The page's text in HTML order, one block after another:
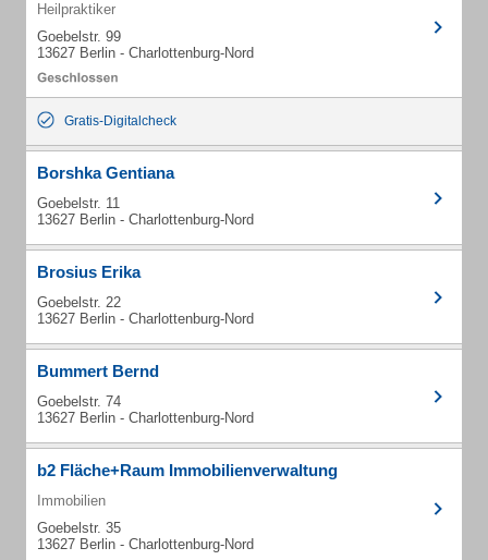
Heilpraktiker
Goebelstr. 99
13627 Berlin - Charlottenburg-Nord
Gratis-Digitalcheck
Borshka Gentiana
Goebelstr. 11
13627 Berlin - Charlottenburg-Nord
Brosius Erika
Goebelstr. 22
13627 Berlin - Charlottenburg-Nord
Bummert Bernd
Goebelstr. 74
13627 Berlin - Charlottenburg-Nord
b2 Fläche+Raum Immobilienverwaltung
Immobilien
Goebelstr. 35
13627 Berlin - Charlottenburg-Nord